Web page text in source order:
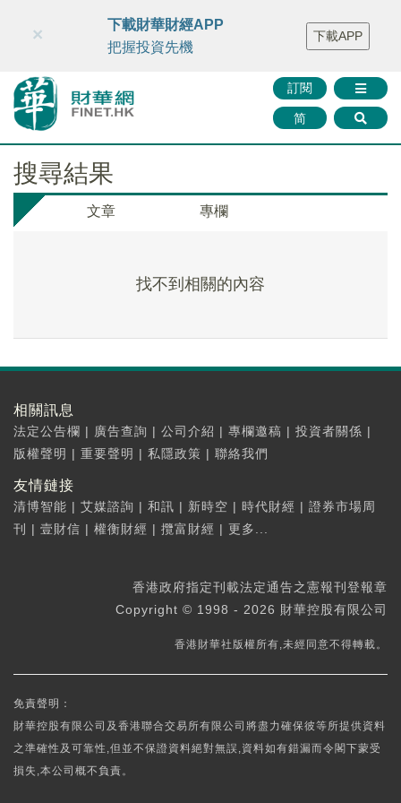
財華智庫網 FINTV FINMETA 財華證券 媒體矩陣
智庫沙龍
聯絡我們
訂閱
简
×
下載財華財經APP
把握投資先機
下載APP
搜尋結果
文章 專欄
找不到相關的內容
相關訊息
法定公告欄 | 廣告查詢 | 公司介紹 | 專欄邀稿 | 投資者關係 |
版權聲明 | 重要聲明 | 私隱政策 | 聯絡我們
友情鏈接
清博智能 | 艾媒諮詢 | 和訊 | 新時空 | 時代財經 | 證券市場周
刊
| 壹財信 | 權衡財經 | 攬富財經 | 更多...
香港政府指定刊載法定通告之憲報刊登報章
Copyright © 1998 - 2026 財華控股有限公司
香港財華社版權所有,未經同意不得轉載。
免責聲明：
財華控股有限公司及香港聯合交易所有限公司將盡力確保彼等所提供資料
之準確性及可靠性,但並不保證資料絕對無誤,資料如有錯漏而令閣下蒙受
損失,本公司概不負責。